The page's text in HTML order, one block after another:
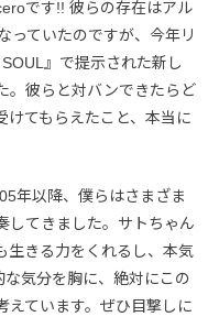
です!! 彼らの存在はアル
っていたのですが、今年リ
』で提示された新し
。彼らと対バンできたらど
てもらえたこと、本当に
年以降、僕らはさまざま
してきました。サトちゃん
生きる力をくれるし、本気
な気分を胸に、絶対にこの
えています。ぜひ目撃しに